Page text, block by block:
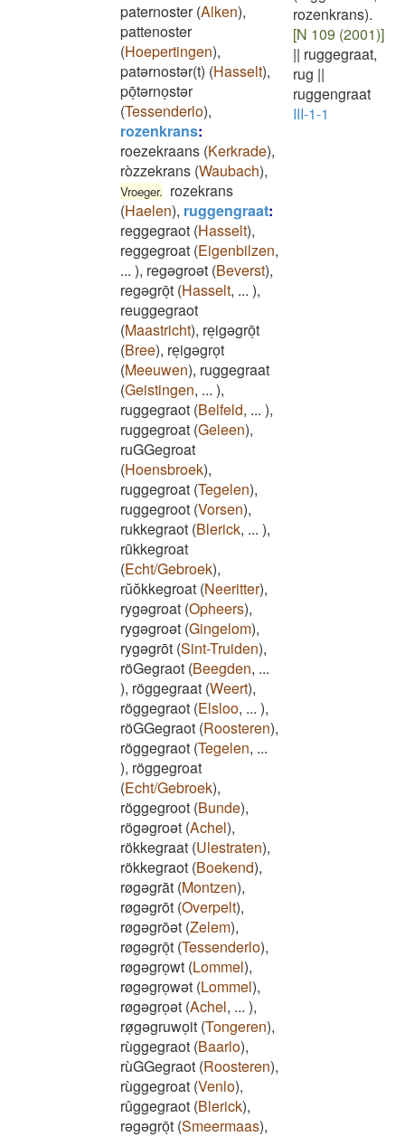
paternoster(Alken),
pattenoster
(Hoepertingen),
patərnostər(t) (Hasselt),
pōͅtərnoͅstər
(Tessenderlo),
rozenkrans:
roezekraans (Kerkrade),
ròzzekrans (Waubach),
Vroeger. rozekrans
(Haelen), ruggengraat:
reggegraot (Hasselt),
reggegroat (Eigenbilzen,
... ), regəgroət (Beverst),
regəgrōͅt (Hasselt, ... ),
reuggegraot
(Maastricht), reͅigəgrōͅt
(Bree), reͅigəgroͅt
(Meeuwen), ruggegraat
(Geistingen, ... ),
ruggegraot (Belfeld, ... ),
ruggegroat (Geleen),
ruGGegroat
(Hoensbroek),
ruggegroat (Tegelen),
ruggegroot (Vorsen),
rukkegraot (Blerick, ... ),
rūkkegroat
(Echt/Gebroek),
rŭŏkkegroat (Neeritter),
rygəgroat (Opheers),
rygəgroət (Gingelom),
rygəgrōt (Sint-Truiden),
röGegraot (Beegden, ...
), röggegraat (Weert),
röggegraot (Elsloo, ... ),
röGGegraot (Roosteren),
röggegraot (Tegelen, ...
), röggegroat
(Echt/Gebroek),
röggegroot (Bunde),
rögəgroət (Achel),
rökkegraat (Ulestraten),
rökkegraot (Boekend),
røgəgrāt (Montzen),
røgəgrōt (Overpelt),
røgəgrōət (Zelem),
røgəgrōͅt (Tessenderlo),
røgəgroͅwt (Lommel),
røgəgroͅwət (Lommel),
røgəgroͅət (Achel, ... ),
røͅgəgruwoͅit (Tongeren),
rùggegraot (Baarlo),
rùGGegraot (Roosteren),
rùggegroat (Venlo),
rûggegraot (Blerick),
rəgəgrōͅt (Smeermaas),
rozenkrans).
[N 109 (2001)]
|| ruggegraat,
rug ||
ruggengraat
III-1-1